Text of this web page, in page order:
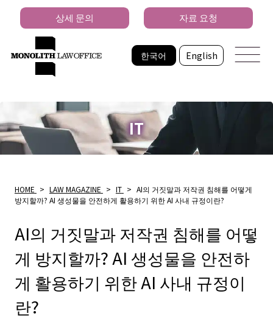
한국어 English
상세 문의 자료 요청
IT
HOME > LAW MAGAZINE > IT > AI의 거짓말과 저작권 침해를 어떻게
방지할까? AI 생성물을 안전하게 활용하기 위한 AI 사내 규정이란?
AI의 거짓말과 저작권 침해를 어떻
게 방지할까? AI 생성물을 안전하
게 활용하기 위한 AI 사내 규정이
란?